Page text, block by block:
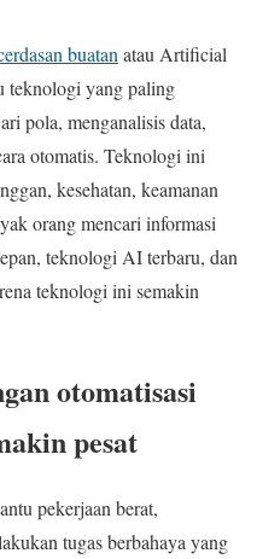
buatan atau Artificial
teknologi yang paling
pola, menganalisis data,
otomatis. Teknologi ini
kesehatan, keamanan
orang mencari informasi
teknologi AI terbaru, dan
teknologi ini semakin
otomatisasi
pesat
pekerjaan berat,
tugas berbahaya yang